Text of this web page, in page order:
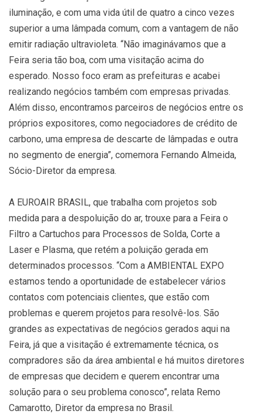
iluminação, e com uma vida útil de quatro a cinco vezes
superior a uma lâmpada comum, com a vantagem de não
emitir radiação ultravioleta. “Não imaginávamos que a
Feira seria tão boa, com uma visitação acima do
esperado. Nosso foco eram as prefeituras e acabei
realizando negócios também com empresas privadas.
Além disso, encontramos parceiros de negócios entre os
próprios expositores, como negociadores de crédito de
carbono, uma empresa de descarte de lâmpadas e outra
no segmento de energia”, comemora Fernando Almeida,
Sócio-Diretor da empresa.
A EUROAIR BRASIL, que trabalha com projetos sob
medida para a despoluição do ar, trouxe para a Feira o
Filtro a Cartuchos para Processos de Solda, Corte a
Laser e Plasma, que retém a poluição gerada em
determinados processos. “Com a AMBIENTAL EXPO
estamos tendo a oportunidade de estabelecer vários
contatos com potenciais clientes, que estão com
problemas e querem projetos para resolvê-los. São
grandes as expectativas de negócios gerados aqui na
Feira, já que a visitação é extremamente técnica, os
compradores são da área ambiental e há muitos diretores
de empresas que decidem e querem encontrar uma
solução para o seu problema conosco”, relata Remo
Camarotto, Diretor da empresa no Brasil.